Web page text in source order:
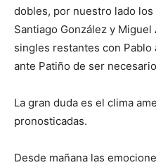
dobles, por nuestro lado
Santiago González y
singles restantes con Pablo
ante Patiño de ser
La gran duda es el clima
pronosticadas.
Desde mañana las